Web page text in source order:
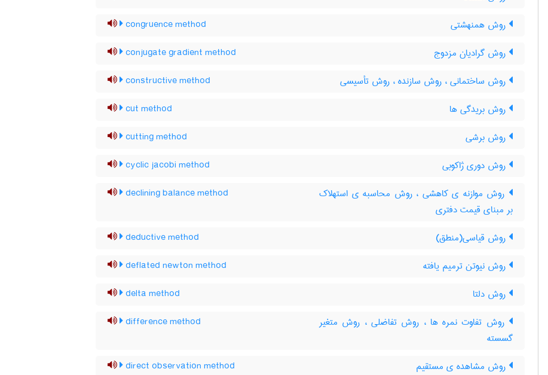
روش همنهشتی congruence method
روش گرادیان مزدوج conjugate gradient method
روش ساختمانی ، روش سازنده ، روش تأسیسی constructive method
روش بریدگی ها cut method
روش برشی cutting method
روش دوری ژاکوبی cyclic jacobi method
روش موازنه ی کاهشی ، روش محاسبه ی استهلاک
بر مبنای قیمت دفتری
declining balance method
روش قیاسی(منطق) deductive method
روش نیوتن ترمیم یافته deflated newton method
روش دلتا delta method
روش تفاوت نمره ها ، روش تفاضلی ، روش متغیر
گسسته
difference method
روش مشاهده ی مستقیم direct observation method